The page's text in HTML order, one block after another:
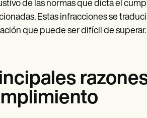
de las normas que dicta el
Estas infracciones se
que puede ser difícil de superar.